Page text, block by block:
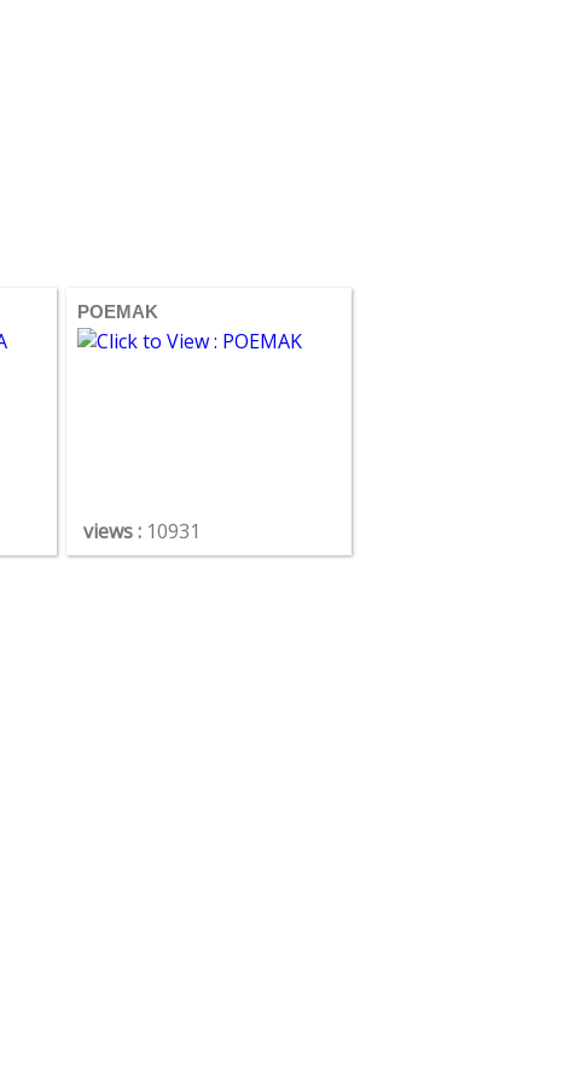
POEMAK
views : 10931